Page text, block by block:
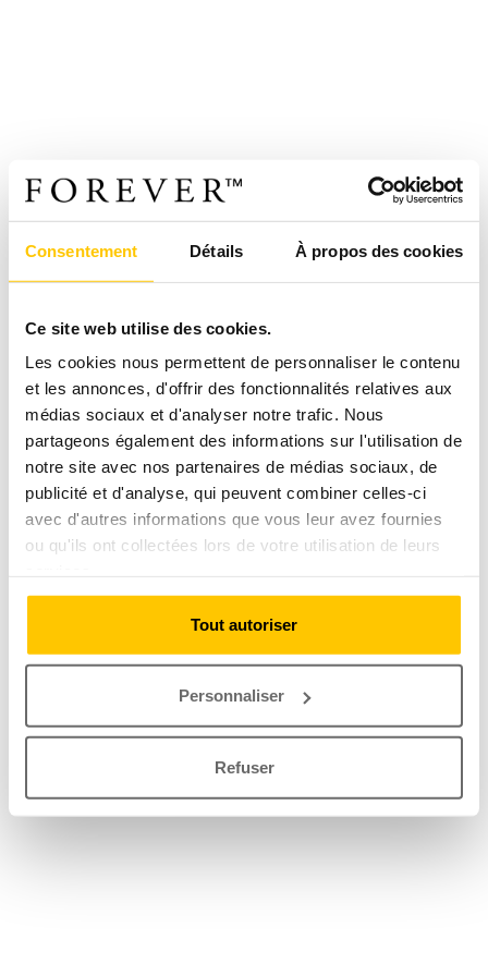
Consentement Détails À propos des cookies
Ce site web utilise des cookies.
Les cookies nous permettent de personnaliser le contenu
et les annonces, d'offrir des fonctionnalités relatives aux
médias sociaux et d'analyser notre trafic. Nous
partageons également des informations sur l'utilisation de
notre site avec nos partenaires de médias sociaux, de
publicité et d'analyse, qui peuvent combiner celles-ci
avec d'autres informations que vous leur avez fournies
ou qu'ils ont collectées lors de votre utilisation de leurs
Tout autoriser
Personnaliser
Refuser